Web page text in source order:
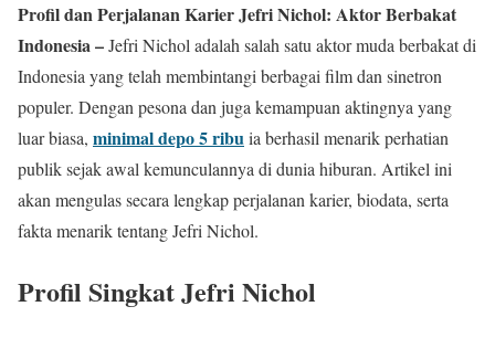
Profil dan Perjalanan Karier Jefri Nichol: Aktor Berbakat
Indonesia –Jefri Nichol adalah salah satu aktor muda berbakat di
Indonesia yang telah membintangi berbagai film dan sinetron
populer. Dengan pesona dan juga kemampuan aktingnya yang
luar biasa, minimal depo 5 ribuia berhasil menarik perhatian
publik sejak awal kemunculannya di dunia hiburan. Artikel ini
akan mengulas secara lengkap perjalanan karier, biodata, serta
fakta menarik tentang Jefri Nichol.
Profil Singkat Jefri Nichol